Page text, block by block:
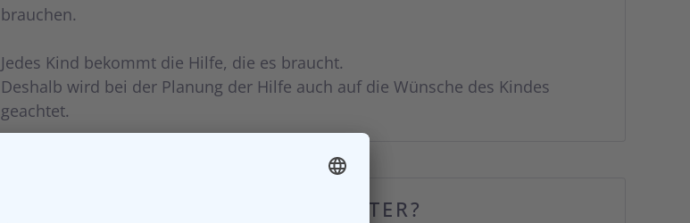
brauchen.
Jedes Kind bekommt die Hilfe, die es braucht.
Deshalb wird bei der Planung der Hilfe auch auf die Wünsche des Kindes
geachtet.
WAS MACHT EIN SCHUL- BEGLEITER?